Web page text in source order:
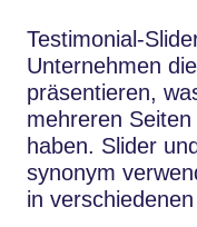
Testimonial-
Unternehmen
präsentieren,
mehreren
haben. Slider
synonym
in